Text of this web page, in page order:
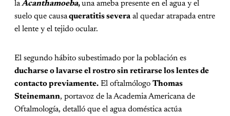
laAcanthamoeba,una ameba presente en el agua y el
suelo que causaqueratitis severa al quedar atrapada entre
el lente y el tejido ocular.
El segundo hábito subestimado por la población es
ducharse o lavarse el rostro sin retirarse los lentes de
contacto previamente. El oftalmólogo Thomas
Steinemann, portavoz de la Academia Americana de
Oftalmología, detalló que el agua doméstica actúa